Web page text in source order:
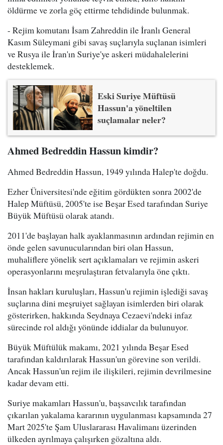
öldürme ve zorla göç ettirme tehdidinde bulunmak.
- Rejim komutanı İsam Zahreddin ile İranlı General
Kasım Süleymani gibi savaş suçlarıyla suçlanan isimleri
ve Rusya ile İran'ın Suriye'ye askeri müdahalelerini
desteklemek.
Eski Suriye Müftüsü
Hassun'a yöneltilen
suçlamalar neler?
Ahmed Bedreddin Hassun kimdir?
Ahmed Bedreddin Hassun, 1949 yılında Halep'te doğdu.
Ezher Üniversitesi'nde eğitim gördükten sonra 2002'de
Halep Müftüsü, 2005'te ise Beşar Esed tarafından Suriye
Büyük Müftüsü olarak atandı.
2011'de başlayan halk ayaklanmasının ardından rejimin en
önde gelen savunucularından biri olan Hassun,
muhaliflere yönelik sert açıklamaları ve rejimin askeri
operasyonlarını meşrulaştıran fetvalarıyla öne çıktı.
İnsan hakları kuruluşları, Hassun'u rejimin işlediği savaş
suçlarına dini meşruiyet sağlayan isimlerden biri olarak
gösterirken, hakkında Seydnaya Cezaevi'ndeki infaz
sürecinde rol aldığı yönünde iddialar da bulunuyor.
Büyük Müftülük makamı, 2021 yılında Beşar Esed
tarafından kaldırılarak Hassun'un görevine son verildi.
Ancak Hassun'un rejim ile ilişkileri, rejimin devrilmesine
kadar devam etti.
Suriye makamları Hassun'u, başsavcılık tarafından
çıkarılan yakalama kararının uygulanması kapsamında 27
Mart 2025'te Şam Uluslararası Havalimanı üzerinden
ülkeden ayrılmaya çalışırken gözaltına aldı.